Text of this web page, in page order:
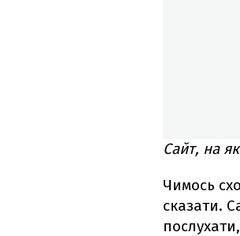
Сайт, на
Чимось
сказати.